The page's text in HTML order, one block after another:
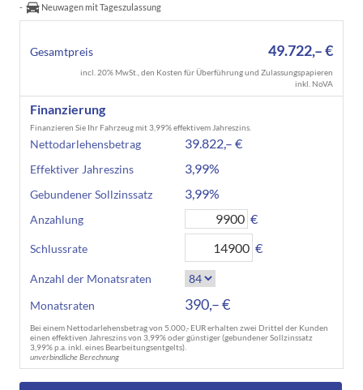
Neuwagen mit Tageszulassung
Gesamtpreis 49.722,– €
incl. 20% MwSt., den Kosten für Überführung und Zulassungspapieren
inkl. NoVA
Finanzierung
Finanzieren Sie Ihr Fahrzeug mit 3,99% effektivem Jahreszins.
Nettodarlehensbetrag 39.822,– €
Effektiver Jahreszins 3,99%
Gebundener Sollzinssatz 3,99%
Anzahlung €
Schlussrate €
Anzahl der Monatsraten
Monatsraten
390,– €
Bei einem Nettodarlehensbetrag von 5.000,- EUR erhalten zwei Drittel der Kunden
einen effektiven Jahreszins von 3,99% oder günstiger (gebundener Sollzinssatz
3,99% p.a. inkl. eines Bearbeitungsentgelts).
unverbindliche Berechnung